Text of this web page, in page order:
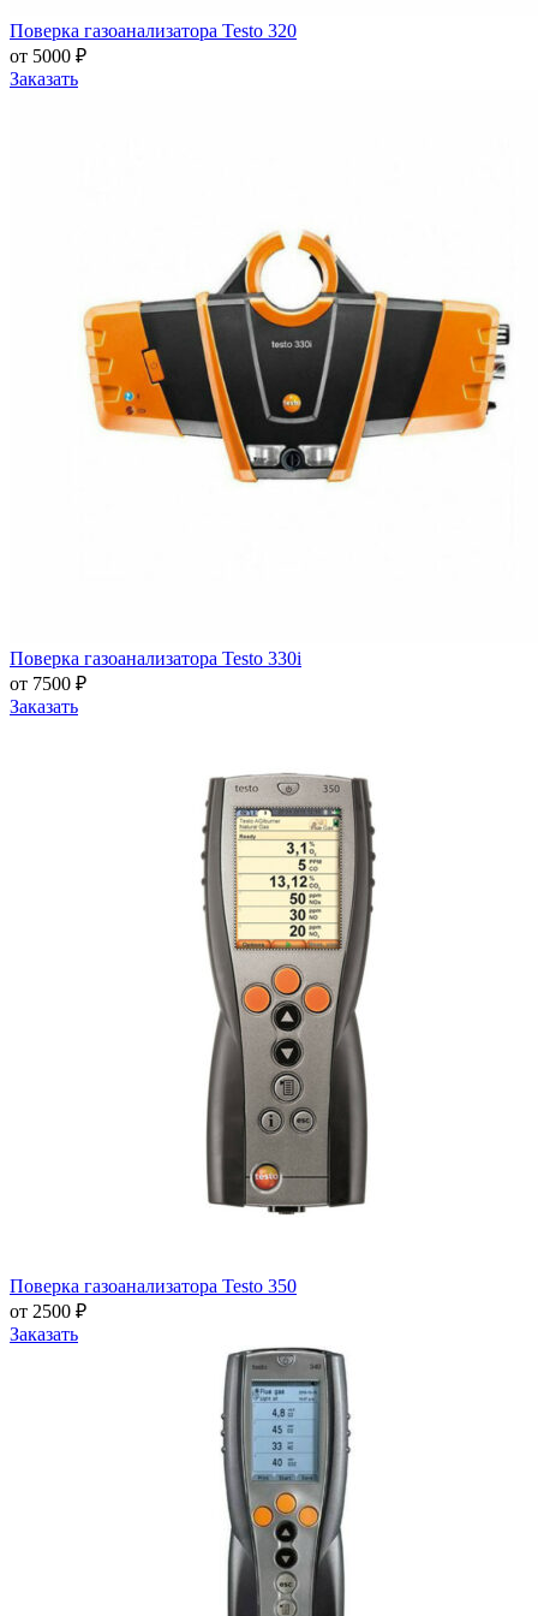
Поверка газоанализатора Testo 320
от 5000 ₽
Заказать
Поверка газоанализатора Testo 330i
от 7500 ₽
Заказать
Поверка газоанализатора Testo 350
от 2500 ₽
Заказать